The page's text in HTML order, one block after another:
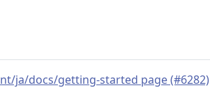
ja/docs/getting-started page (#6282)